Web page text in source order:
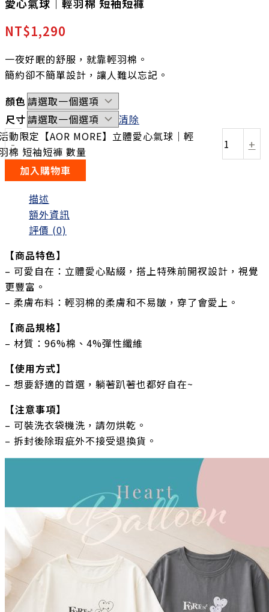
NT$1,290
一夜好眠的舒服，就靠輕羽棉。
簡約卻不簡單設計，讓人難以忘記。
顏色
尺寸
清除
-
動限定【AOR MORE】立體愛心氣球｜輕
棉 短袖短褲 數量
+
加入購物車
描述
額外資訊
評價 (0)
【商品特色】
– 可愛自在：立體愛心點綴，搭上特殊前開衩設計，視覺
更豐富。
– 柔膚布料：輕羽棉的柔膚和不易皺，穿了會愛上。
【商品規格】
– 材質：96%棉、4%彈性纖維
【使用方式】
– 想要舒適的首選，躺著趴著也都好自在~
【注意事項】
– 可裝洗衣袋機洗，請勿烘乾。
– 拆封後除瑕疵外不接受退換貨。